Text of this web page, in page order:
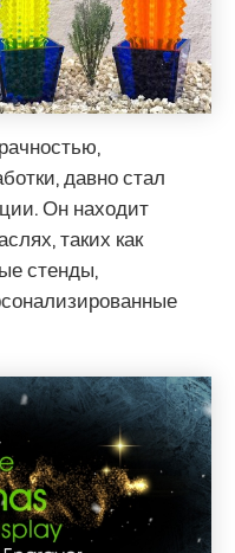
давно стал
Он находит
таких как
стенды,